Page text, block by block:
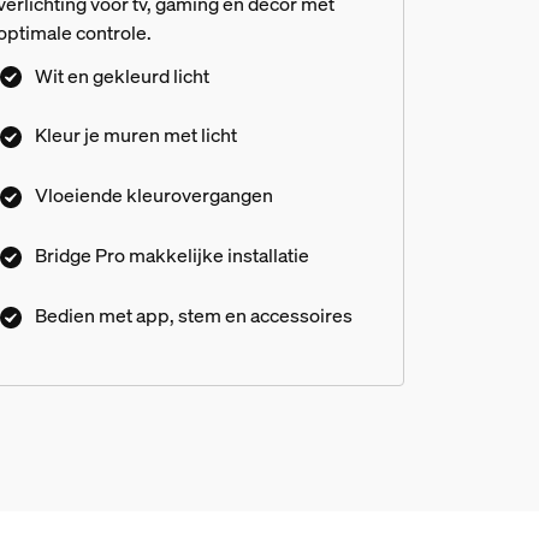
controle.
Wit en gekleurd licht
Kleur je muren met licht
Vloeiende kleurovergangen
Bridge Pro makkelijke installatie
Bedien met app, stem en accessoires